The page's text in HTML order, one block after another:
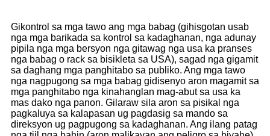
Gikontrol sa mga tawo ang mga babag (gihisgotan usab
nga mga barikada sa kontrol sa kadaghanan, nga adunay
pipila nga mga bersyon nga gitawag nga usa ka pranses
nga babag o rack sa bisikleta sa USA), sagad nga gigamit
sa daghang mga panghitabo sa publiko. Ang mga tawo
nga nagpugong sa mga babag gidisenyo aron magamit sa
mga panghitabo nga kinahanglan mag-abut sa usa ka
mas dako nga panon. Gilaraw sila aron sa pisikal nga
pagkaluya sa kalapasan ug pagdasig sa mando sa
direksyon ug pagpugong sa kadaghanan. Ang ilang patag